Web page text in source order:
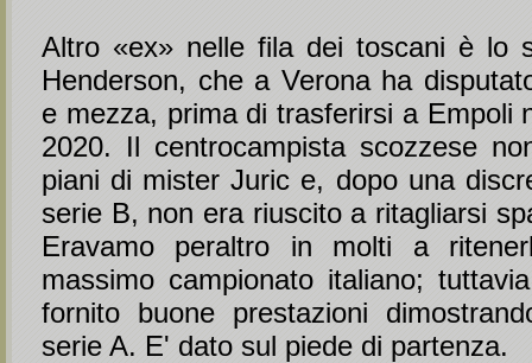
Altro «ex» nelle fila dei toscani è lo
Henderson, che a Verona ha
e mezza, prima di trasferirsi a Empoli
2020. Il centrocampista scozzese
piani di mister Juric e, dopo una
serie B, non era riuscito a ritagliarsi
Eravamo peraltro in molti a
massimo campionato italiano;
fornito buone prestazioni
serie A. E' dato sul piede di partenza.